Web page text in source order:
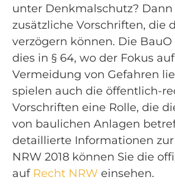
unter Denkmalschutz?
zusätzliche Vorschriften, die
verzögern können. Die
dies in § 64, wo der Fokus
Vermeidung von Gefahren
spielen auch die öffentlich-
Vorschriften eine Rolle, die
von baulichen Anlagen
detaillierte Informationen
NRW 2018 können Sie die
auf Recht NRW einsehen.